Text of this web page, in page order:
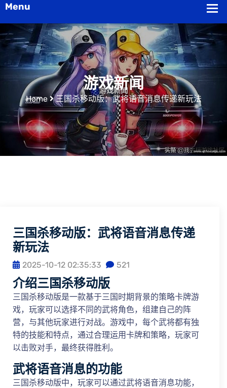
游戏新闻
Home 三国杀移动版：武将语音消息传递新玩法
三国杀移动版：武将语音消息传递
新玩法
2025-10-12 02:35:33 521
介绍三国杀移动版
三国杀移动版是一款基于三国时期背景的策略卡牌游
戏，玩家可以选择不同的武将角色，组建自己的阵
营，与其他玩家进行对战。游戏中，每个武将都有独
特的技能和特点，通过合理运用卡牌和策略，玩家可
以击败对手，最终获得胜利。
武将语音消息的功能
三国杀移动版中，玩家可以通过武将语音消息功能，